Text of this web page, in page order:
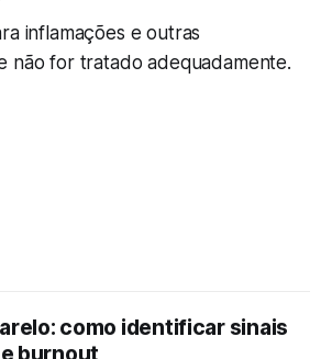
inflamações e outras
não for tratado adequadamente.
como identificar sinais